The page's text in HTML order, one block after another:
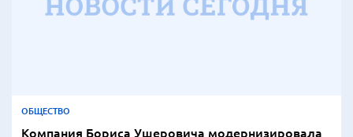
ОБЩЕСТВО
Компания Бориса Ушеровича модернизировала